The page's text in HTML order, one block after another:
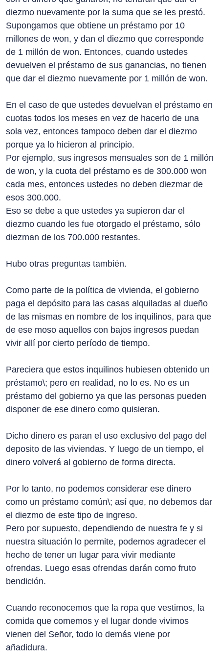
diezmo nuevamente por la suma que se les prestó.
Supongamos que obtiene un préstamo por 10
millones de won, y dan el diezmo que corresponde
de 1 millón de won. Entonces, cuando ustedes
devuelven el préstamo de sus ganancias, no tienen
que dar el diezmo nuevamente por 1 millón de won.
En el caso de que ustedes devuelvan el préstamo en
cuotas todos los meses en vez de hacerlo de una
sola vez, entonces tampoco deben dar el diezmo
porque ya lo hicieron al principio.
Por ejemplo, sus ingresos mensuales son de 1 millón
de won, y la cuota del préstamo es de 300.000 won
cada mes, entonces ustedes no deben diezmar de
esos 300.000.
Eso se debe a que ustedes ya supieron dar el
diezmo cuando les fue otorgado el préstamo, sólo
diezman de los 700.000 restantes.
Hubo otras preguntas también.
Como parte de la política de vivienda, el gobierno
paga el depósito para las casas alquiladas al dueño
de las mismas en nombre de los inquilinos, para que
de ese moso aquellos con bajos ingresos puedan
vivir allí por cierto período de tiempo.
Pareciera que estos inquilinos hubiesen obtenido un
préstamo\; pero en realidad, no lo es. No es un
préstamo del gobierno ya que las personas pueden
disponer de ese dinero como quisieran.
Dicho dinero es paran el uso exclusivo del pago del
deposito de las viviendas. Y luego de un tiempo, el
dinero volverá al gobierno de forma directa.
Por lo tanto, no podemos considerar ese dinero
como un préstamo común\; así que, no debemos dar
el diezmo de este tipo de ingreso.
Pero por supuesto, dependiendo de nuestra fe y si
nuestra situación lo permite, podemos agradecer el
hecho de tener un lugar para vivir mediante
ofrendas. Luego esas ofrendas darán como fruto
bendición.
Cuando reconocemos que la ropa que vestimos, la
comida que comemos y el lugar donde vivimos
vienen del Señor, todo lo demás viene por
añadidura.